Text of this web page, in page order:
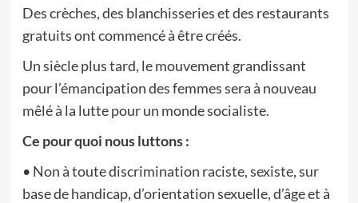
Des crèches, des blanchisseries et des restaurants
gratuits ont commencé à être créés.
Un siècle plus tard, le mouvement grandissant
pour l’émancipation des femmes sera à nouveau
mêlé à la lutte pour un monde socialiste.
Ce pour quoi nous luttons :
• Non à toute discrimination raciste, sexiste, sur
base de handicap, d’orientation sexuelle, d’âge et à